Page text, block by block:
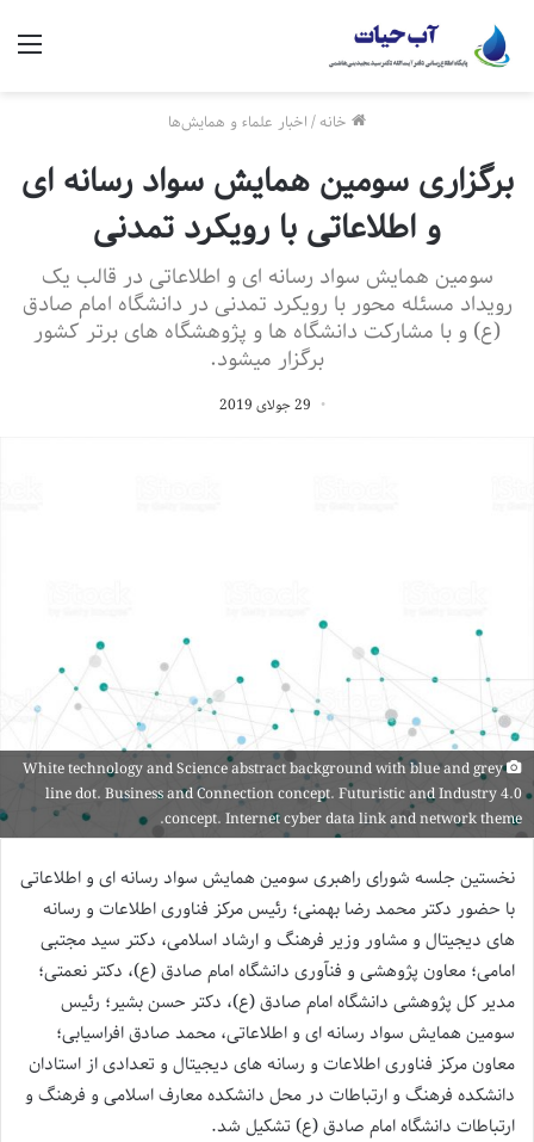
خانه/اخبار علماء و همایش‌ها
برگزاری سومین همایش سواد رسانه ای
و اطلاعاتی با رویکرد تمدنی
سومین همایش سواد رسانه ای و اطلاعاتی در قالب یک
رویداد مسئله محور با رویکرد تمدنی در دانشگاه امام صادق
(ع) و با مشارکت دانشگاه ها و پژوهشگاه های برتر کشور
برگزار میشود.
29 جولای 2019
White technology and Science abstract background with blue and grey
line dot. Business and Connection concept. Futuristic and Industry 4.0
concept. Internet cyber data link and network theme.
نخستین جلسه شورای راهبری سومین همایش سواد رسانه ای و اطلاعاتی
با حضور دکتر محمد رضا بهمنی؛ رئیس مرکز فناوری اطلاعات و رسانه
های دیجیتال و مشاور وزیر فرهنگ و ارشاد اسلامی، دکتر سید مجتبی
امامی؛ معاون پژوهشی و فنآوری دانشگاه امام صادق (ع)، دکتر نعمتی؛
مدیر کل پژوهشی دانشگاه امام صادق (ع)، دکتر حسن بشیر؛ رئیس
سومین همایش سواد رسانه ای و اطلاعاتی، محمد صادق افراسیابی؛
معاون مرکز فناوری اطلاعات و رسانه های دیجیتال و تعدادی از استادان
دانشکده فرهنگ و ارتباطات در محل دانشکده معارف اسلامی و فرهنگ و
ارتباطات دانشگاه امام صادق (ع) تشکیل شد.